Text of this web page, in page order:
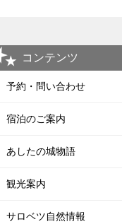
コンテンツ
予約・問い合わせ
宿泊のご案内
あしたの城物語
観光案内
サロベツ自然情報